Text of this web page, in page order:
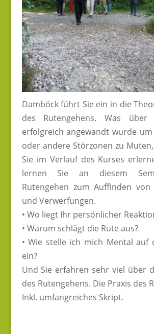
Damböck führt Sie ein in die
des Rutengehens. Was über
erfolgreich angewandt wurde
oder andere Störzonen zu
Sie im Verlauf des Kurses
lernen Sie an diesem
Rutengehen zum Auffinden von
und Verwerfungen.
• Wo liegt Ihr persönlicher
• Warum schlägt die Rute aus?
• Wie stelle ich mich Mental auf
ein?
Und Sie erfahren sehr viel über
des Rutengehens. Die Praxis des
Inkl. umfangreiches Skript.